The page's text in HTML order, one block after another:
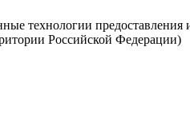
технологии предоставления
Российской Федерации)